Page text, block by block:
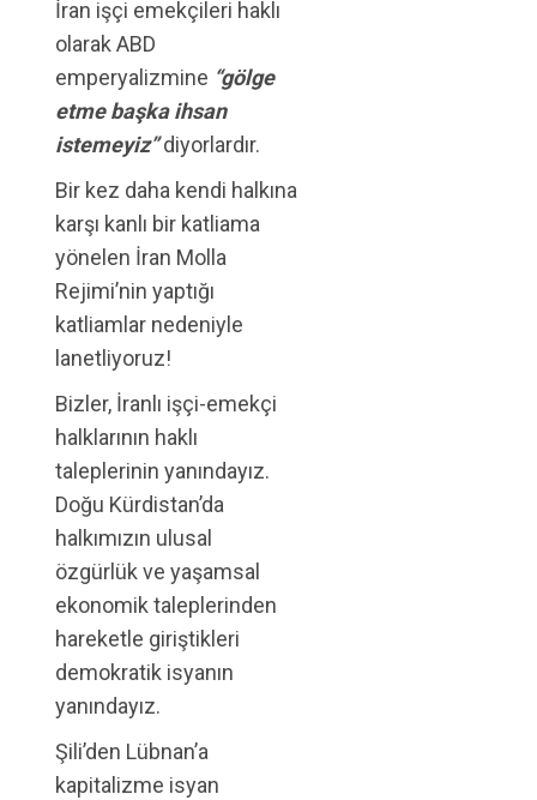
İran işçi emekçileri haklı
olarak ABD
emperyalizmine “gölge
etme başka ihsan
istemeyiz”diyorlardır.
Bir kez daha kendi halkına
karşı kanlı bir katliama
yönelen İran Molla
Rejimi’nin yaptığı
katliamlar nedeniyle
lanetliyoruz!
Bizler, İranlı işçi-emekçi
halklarının haklı
taleplerinin yanındayız.
Doğu Kürdistan’da
halkımızın ulusal
özgürlük ve yaşamsal
ekonomik taleplerinden
hareketle giriştikleri
demokratik isyanın
yanındayız.
Şili’den Lübnan’a
kapitalizme isyan